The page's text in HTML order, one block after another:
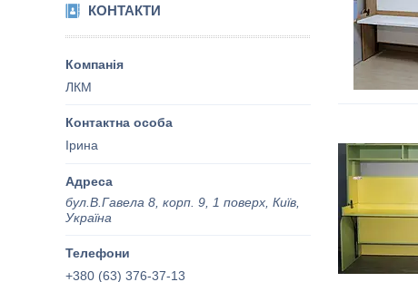
КОНТАКТИ
ЛКМ
Ірина
бул.В.Гавела 8, корп. 9, 1 поверх, Київ,
Україна
+380 (63) 376-37-13